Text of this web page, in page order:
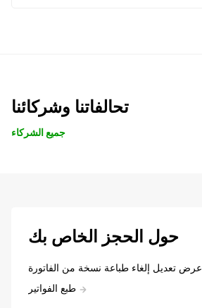
تحالفاتنا وشركائنا
جميع الشركاء
حول الحجز الخاص بك
عرض تعديل إلغاء طباعة نسخة من الفاتورة
طبع الفواتير